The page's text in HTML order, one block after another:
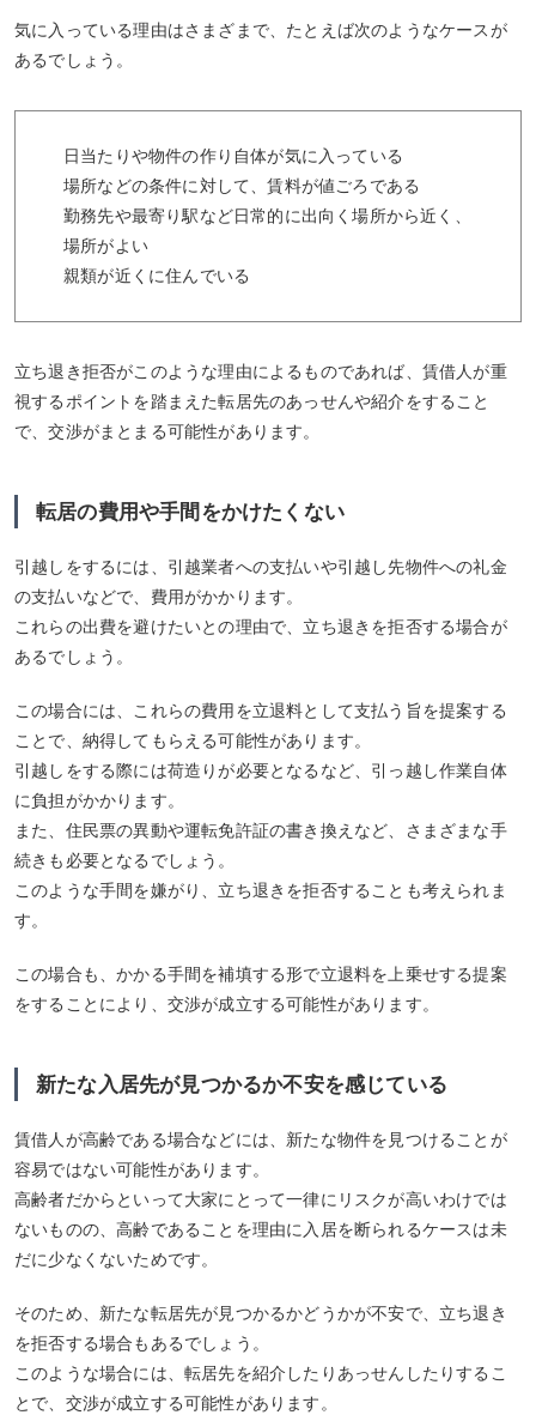
気に入っている理由はさまざまで、たとえば次のようなケースが
あるでしょう。
日当たりや物件の作り自体が気に入っている
場所などの条件に対して、賃料が値ごろである
勤務先や最寄り駅など日常的に出向く場所から近く、
場所がよい
親類が近くに住んでいる
立ち退き拒否がこのような理由によるものであれば、賃借人が重
視するポイントを踏まえた転居先のあっせんや紹介をすること
で、交渉がまとまる可能性があります。
転居の費用や手間をかけたくない
引越しをするには、引越業者への支払いや引越し先物件への礼金
の支払いなどで、費用がかかります。
これらの出費を避けたいとの理由で、立ち退きを拒否する場合が
あるでしょう。
この場合には、これらの費用を立退料として支払う旨を提案する
ことで、納得してもらえる可能性があります。
引越しをする際には荷造りが必要となるなど、引っ越し作業自体
に負担がかかります。
また、住民票の異動や運転免許証の書き換えなど、さまざまな手
続きも必要となるでしょう。
このような手間を嫌がり、立ち退きを拒否することも考えられま
す。
この場合も、かかる手間を補填する形で立退料を上乗せする提案
をすることにより、交渉が成立する可能性があります。
新たな入居先が見つかるか不安を感じている
賃借人が高齢である場合などには、新たな物件を見つけることが
容易ではない可能性があります。
高齢者だからといって大家にとって一律にリスクが高いわけでは
ないものの、高齢であることを理由に入居を断られるケースは未
だに少なくないためです。
そのため、新たな転居先が見つかるかどうかが不安で、立ち退き
を拒否する場合もあるでしょう。
このような場合には、転居先を紹介したりあっせんしたりするこ
とで、交渉が成立する可能性があります。